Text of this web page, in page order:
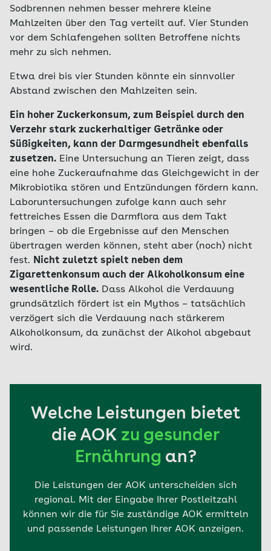
Sodbrennen nehmen besser mehrere kleine
Mahlzeiten über den Tag verteilt auf. Vier Stunden
vor dem Schlafengehen sollten Betroffene nichts
mehr zu sich nehmen.
Etwa drei bis vier Stunden könnte ein sinnvoller
Abstand zwischen den Mahlzeiten sein.
Ein hoher Zuckerkonsum, zum Beispiel durch den
Verzehr stark zuckerhaltiger Getränke oder
Süßigkeiten, kann der Darmgesundheit ebenfalls
zusetzen. Eine Untersuchung an Tieren zeigt, dass
eine hohe Zuckeraufnahme das Gleichgewicht in der
Mikrobiotika stören und Entzündungen fördern kann.
Laboruntersuchungen zufolge kann auch sehr
fettreiches Essen die Darmflora aus dem Takt
bringen – ob die Ergebnisse auf den Menschen
übertragen werden können, steht aber (noch) nicht
fest. Nicht zuletzt spielt neben dem
Zigarettenkonsum auch der Alkoholkonsum eine
wesentliche Rolle. Dass Alkohol die Verdauung
grundsätzlich fördert ist ein Mythos – tatsächlich
verzögert sich die Verdauung nach stärkerem
Alkoholkonsum, da zunächst der Alkohol abgebaut
wird.
Welche Leistungen bietet
die AOK zu gesunder
Ernährung an?
Die Leistungen der AOK unterscheiden sich
regional. Mit der Eingabe Ihrer Postleitzahl
können wir die für Sie zuständige AOK ermitteln
und passende Leistungen Ihrer AOK anzeigen.